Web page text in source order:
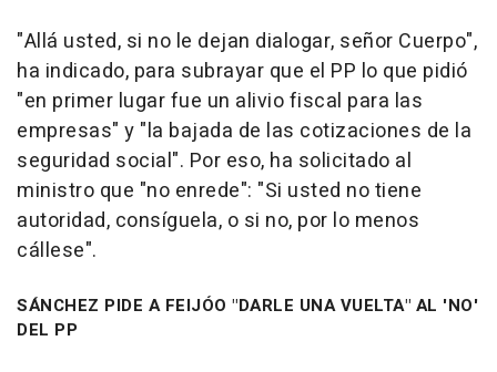
"Allá usted, si no le dejan dialogar, señor Cuerpo",
ha indicado, para subrayar que el PP lo que pidió
"en primer lugar fue un alivio fiscal para las
empresas" y "la bajada de las cotizaciones de la
seguridad social". Por eso, ha solicitado al
ministro que "no enrede": "Si usted no tiene
autoridad, consíguela, o si no, por lo menos
cállese".
SÁNCHEZ PIDE A FEIJÓO "DARLE UNA VUELTA" AL 'NO'
DEL PP